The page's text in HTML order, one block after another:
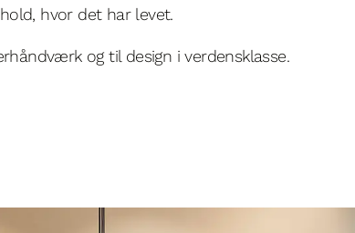
hvor det har levet.
og til design i verdensklasse.